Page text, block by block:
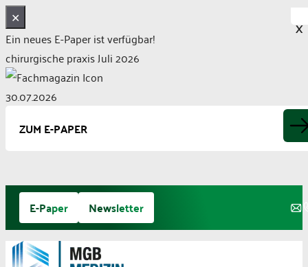
✕
Ein neues E-Paper ist verfügbar!
chirurgische praxis Juli 2026
30.07.2026
ZUM E-PAPER
Zum
Inhalt
springen
E-Paper Newsletter
X